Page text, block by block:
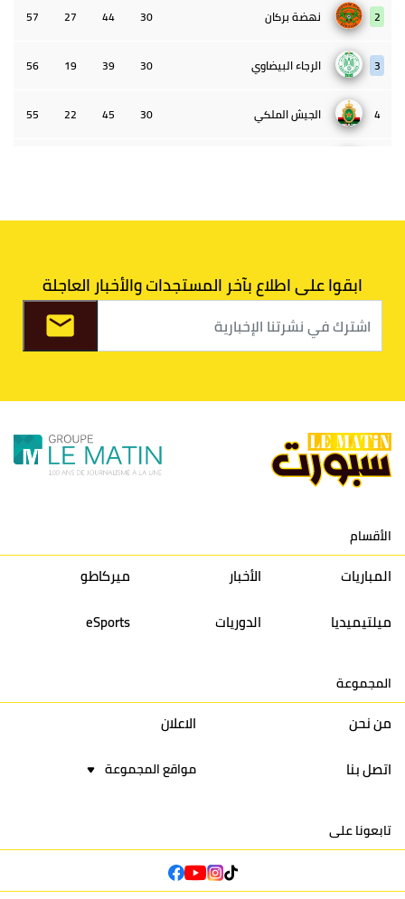
2 نهضة بركان 30
44
27
57
3 الرجاء البيضاوي 30
39
19
56
4 الجيش الملكي 30
45
22
55
36
9 الكوكب المراكشي 30
27
26
36
10 النادي المكناسي 30
24
33
36
11 نادي النهضة زمامرة 30
28
37
33
13 إتحاد تواركة 30
32
40
31
16 نادي أولمبيك آسفي 30
24
42
22
ابقوا على اطلاع بآخر المستجدات والأخبار العاجلة
الأقسام
المباريات الأخبار
ميركاطو
ميلتيميديا
الدوريات eSports
المجموعة
من نحن
الاعلان
اتصل بنا
مواقع المجموعة
تابعونا على